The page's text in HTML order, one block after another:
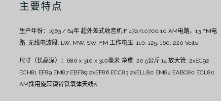
主要特点
生产年份：1963 / 64年 超外差式收音机IF 472/10700 10 AM电路，13 FM电
路. 无线电波段: LW, MW, SW, FM 工作电压: 110; 125; 160; 220 Volts
尺寸（长高深）：680 x 310 x 310毫米 净重: 20.5公斤 14 放大管: 2xEC92
ECH81 EF89 EM87 EBF89 2xEF86 ECC83 2xELL80 EM84 EABC80 ECL80
AM採用旋转镍锌铁氧体天线s